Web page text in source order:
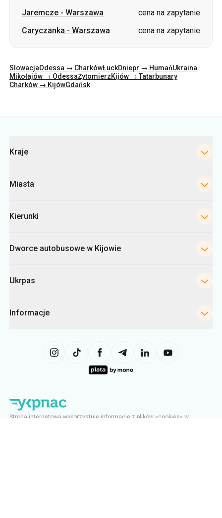
Jaremcze - Warszawa
cena na zapytanie
Caryczanka - Warszawa cena na zapytanie
SlowacjaOdessa → CharkówŁuckDniepr → HumańUkraina
Mikołajów → OdessaŻytomierzKijów → Tatarbunary
Charków → KijówGdańsk
Kraje
Miasta
Kierunki
Dworce autobusowe w Kijowie
Ukrpas
Informacje
Strona internetowa wykorzystuje informacje z plików «cookies» w